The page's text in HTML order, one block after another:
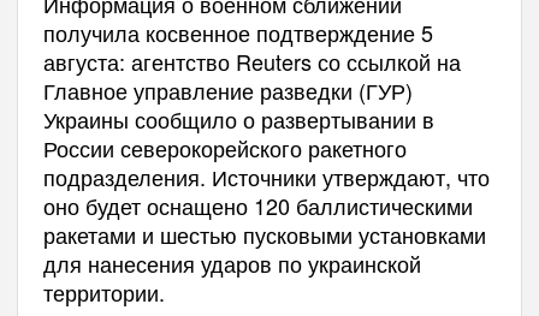
получила косвенное подтверждение 5
августа: агентство Reuters со ссылкой на
Главное управление разведки (ГУР)
Украины сообщило о развертывании в
России северокорейского ракетного
подразделения. Источники утверждают, что
оно будет оснащено 120 баллистическими
ракетами и шестью пусковыми установками
для нанесения ударов по украинской
территории.